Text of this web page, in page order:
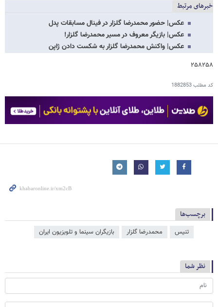
خبرهای مرتبط
عکس‌| حضور محمدرضا گلزار در فینال مسابقات پدل
عکس| بازیگر معروف در مسیر محمدرضا گلزار!
عکس| واکنش محمدرضا گلزار به شکست دادن ژاپن
۲۵۸۲۵۸
کد مطلب1882853
برچسب‌ها
تنیس محمدرضا گلزار بازیگران سینما و تلویزیون ایران
نظر شما